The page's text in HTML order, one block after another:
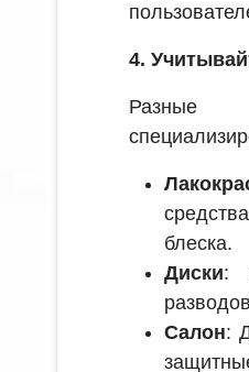
4.
Разные
блеска.
Диски:
Салон: